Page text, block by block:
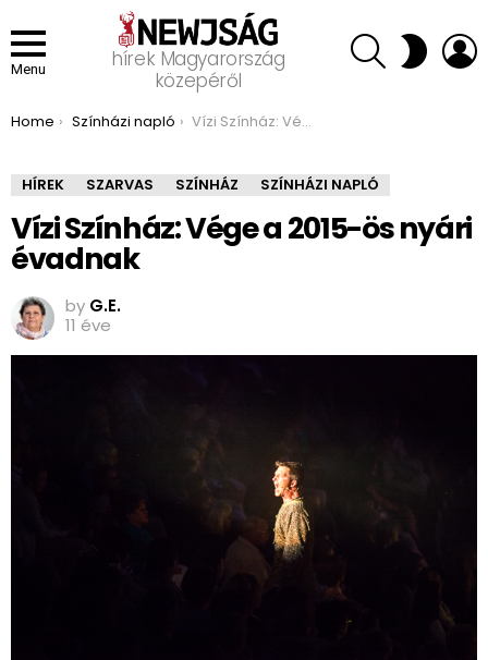
Menu
hírek Magyarország
közepéről
SEARCH SWITCH
SKIN
You are here:
Home Színházi napló Vízi Színház: Vége a 2015-ös nyári évadnak
HÍREK SZARVAS SZÍNHÁZ SZÍNHÁZI NAPLÓ
Vízi Színház: Vége a 2015-ös nyári
évadnak
by G.E.
11 éve